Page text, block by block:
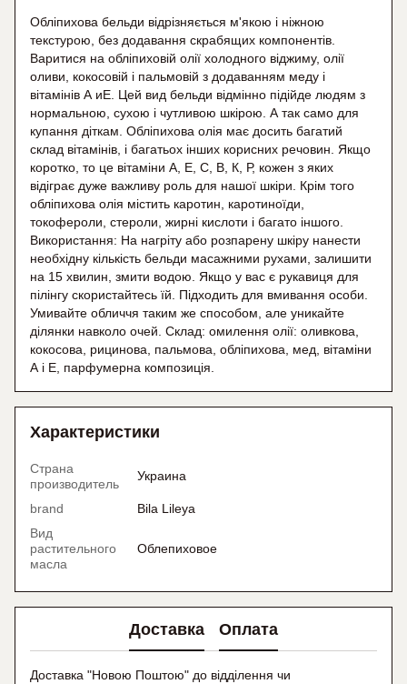
Обліпихова бельди відрізняється м'якою і ніжною
текстурою, без додавання скрабящих компонентів.
Варитися на обліпиховій олії холодного віджиму, олії
оливи, кокосовій і пальмовій з додаванням меду і
вітамінів А иЕ. Цей вид бельди відмінно підійде людям з
нормальною, сухою і чутливою шкірою. А так само для
купання діткам. Обліпихова олія має досить багатий
склад вітамінів, і багатьох інших корисних речовин. Якщо
коротко, то це вітаміни А, Е, С, В, К, Р, кожен з яких
відіграє дуже важливу роль для нашої шкіри. Крім того
обліпихова олія містить каротин, каротиноїди,
токофероли, стероли, жирні кислоти і багато іншого.
Використання: На нагріту або розпарену шкіру нанести
необхідну кількість бельди масажними рухами, залишити
на 15 хвилин, змити водою. Якщо у вас є рукавиця для
пілінгу скористайтесь їй. Підходить для вмивання особи.
Умивайте обличчя таким же способом, але уникайте
ділянки навколо очей. Склад: омилення олії: оливкова,
кокосова, рицинова, пальмова, обліпихова, мед, вітаміни
А і Е, парфумерна композиція.
Характеристики
Страна
производитель
Украина
brand
Bila Lileya
Вид
растительного
масла
Облепиховое
Доставка Оплата
Доставка "Новою Поштою" до відділення чи